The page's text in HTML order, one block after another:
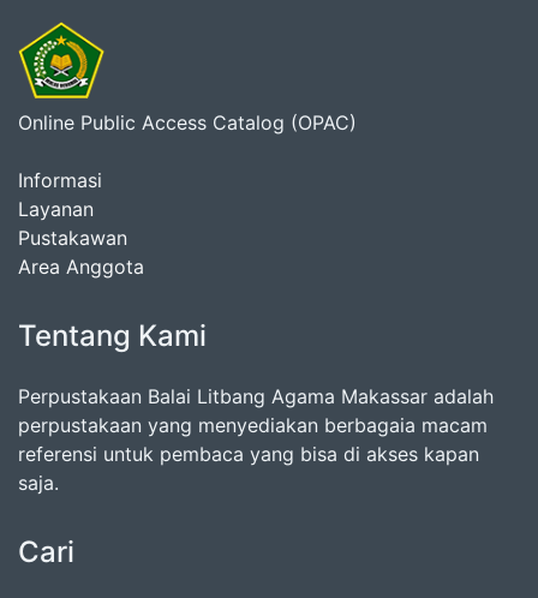
Online Public Access Catalog (OPAC)
Informasi
Layanan
Pustakawan
Area Anggota
Tentang Kami
Perpustakaan Balai Litbang Agama Makassar adalah
perpustakaan yang menyediakan berbagaia macam
referensi untuk pembaca yang bisa di akses kapan
saja.
Cari